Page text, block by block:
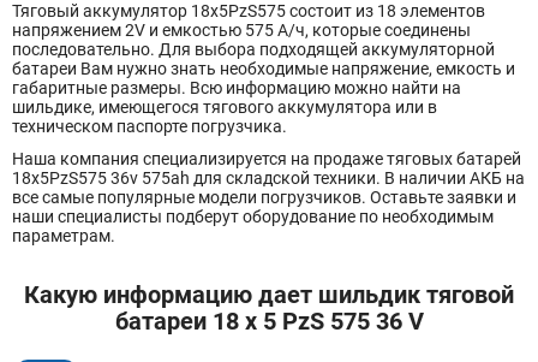
Тяговый аккумулятор 18x5PzS575 состоит из 18 элементов
напряжением 2V и емкостью 575 А/ч, которые соединены
последовательно. Для выбора подходящей аккумуляторной
батареи Вам нужно знать необходимые напряжение, емкость и
габаритные размеры. Всю информацию можно найти на
шильдике, имеющегося тягового аккумулятора или в
техническом паспорте погрузчика.
Наша компания специализируется на продаже тяговых батарей
18х5PzS575 36v 575ah для складской техники. В наличии АКБ на
все самые популярные модели погрузчиков. Оставьте заявки и
наши специалисты подберут оборудование по необходимым
параметрам.
Какую информацию дает шильдик тяговой
батареи 18 x 5 PzS 575 36 V